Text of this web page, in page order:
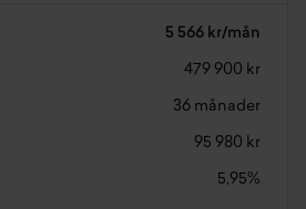
5 566 kr/mån
479 900 kr
36 månader
95 980 kr
5,95%